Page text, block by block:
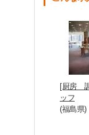
[厨房
ッフ
(福島県)